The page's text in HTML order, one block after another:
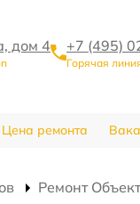
дом 4 +7 (495)
Горячая
Цена ремонта
Ремонт